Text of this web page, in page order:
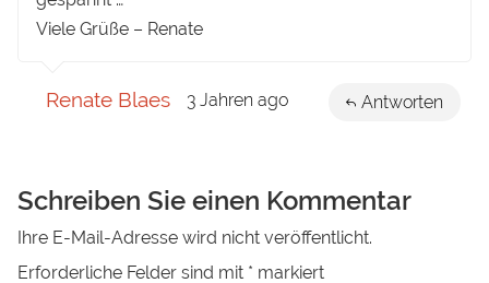
Viele Grüße – Renate
Renate Blaes 3 Jahren ago Antworten
Schreiben Sie einen Kommentar
Ihre E-Mail-Adresse wird nicht veröffentlicht.
Erforderliche Felder sind mit * markiert